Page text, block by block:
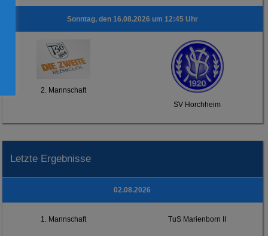
Sonntag, den 16.08.2026 um 12:45 Uhr
2. Mannschaft
SV Horchheim
Letzte Ergebnisse
02.08.2026
1. Mannschaft TuS Marienborn II